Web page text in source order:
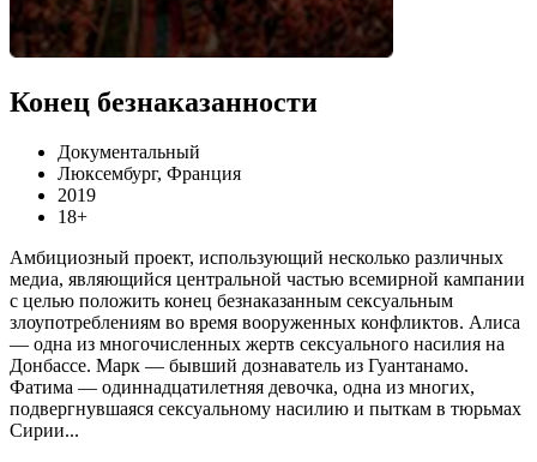
Конец безнаказанности
Документальный
Люксембург, Франция
2019
18+
Амбициозный проект, использующий несколько различных
медиа, являющийся центральной частью всемирной кампании
с целью положить конец безнаказанным сексуальным
злоупотреблениям во время вооруженных конфликтов. Алиса
— одна из многочисленных жертв сексуального насилия на
Донбассе. Марк — бывший дознаватель из Гуантанамо.
Фатима — одиннадцатилетняя девочка, одна из многих,
подвергнувшаяся сексуальному насилию и пыткам в тюрьмах
Сирии...